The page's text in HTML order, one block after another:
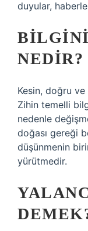
duyular,
NEDIR?
Kesin, doğru
Zihin temelli
nedenle
doğası gereği
düşünmenin
yürütmedir.